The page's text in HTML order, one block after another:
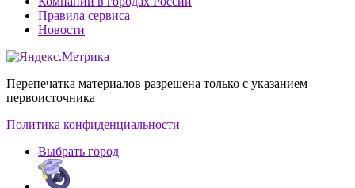
Правила сервиса
Новости
Перепечатка материалов разрешена только с указанием
первоисточника
Политика конфиденциальности
Выбрать город